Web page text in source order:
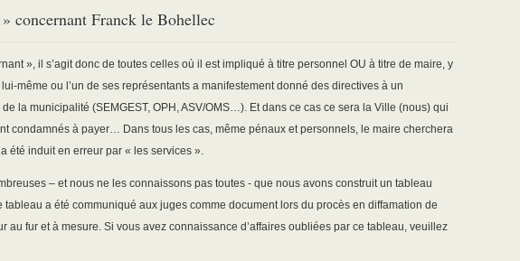
concernant Franck le Bohellec
», il s’agit donc de toutes celles où il est impliqué à titre personnel OU à titre de maire, y
même ou l’un de ses représentants a manifestement donné des directives à un
la municipalité (SEMGEST, OPH, ASV/OMS…). Et dans ce cas ce sera la Ville (nous) qui
condamnés à payer… Dans tous les cas, même pénaux et personnels, le maire cherchera
été induit en erreur par « les services ».
– et nous ne les connaissons pas toutes - que nous avons construit un tableau
tableau a été communiqué aux juges comme document lors du procès en diffamation de
au fur et à mesure. Si vous avez connaissance d’affaires oubliées par ce tableau, veuillez